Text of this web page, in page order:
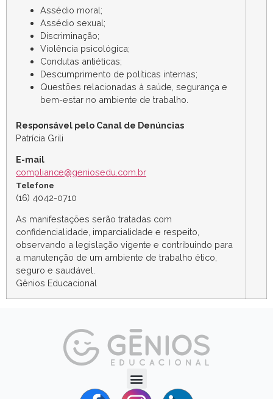
Assédio moral;
Assédio sexual;
Discriminação;
Violência psicológica;
Condutas antiéticas;
Descumprimento de políticas internas;
Questões relacionadas à saúde, segurança e
bem-estar no ambiente de trabalho.
Responsável pelo Canal de Denúncias
Patrícia Grili
E-mail
compliance@geniosedu.com.br
Telefone
(16) 4042-0710
As manifestações serão tratadas com
confidencialidade, imparcialidade e respeito,
observando a legislação vigente e contribuindo para
a manutenção de um ambiente de trabalho ético,
seguro e saudável.
Gênios Educacional